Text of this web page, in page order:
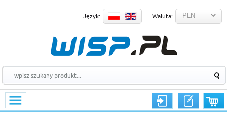
Język: Waluta: